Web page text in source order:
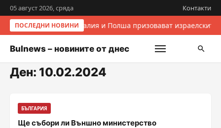
05 август 2026, сряда Контакти
ПОСЛЕДНИ НОВИНИИталия и Полша призовават
Bulnews – новините от днес
Ден: 10.02.2024
БЪЛГАРИЯ
Ще събори ли Външно министерство